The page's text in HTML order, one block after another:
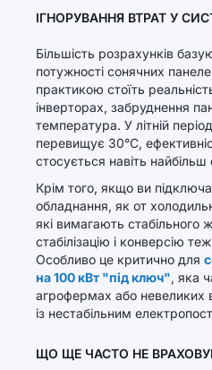
ІГНОРУВАННЯ ВТРАТ У
Більшість розрахунків
потужності сонячних
практикою стоїть
інверторах, забруднення
температура. У літній
перевищує 30°C,
стосується навіть
Крім того, якщо ви
обладнання, як от
які вимагають стабільного
стабілізацію і конверсію
Особливо це критично для
на 100 кВт "під ключ", яка
агрофермах або невеликих
із нестабільним
ЩО ЩЕ ЧАСТО НЕ